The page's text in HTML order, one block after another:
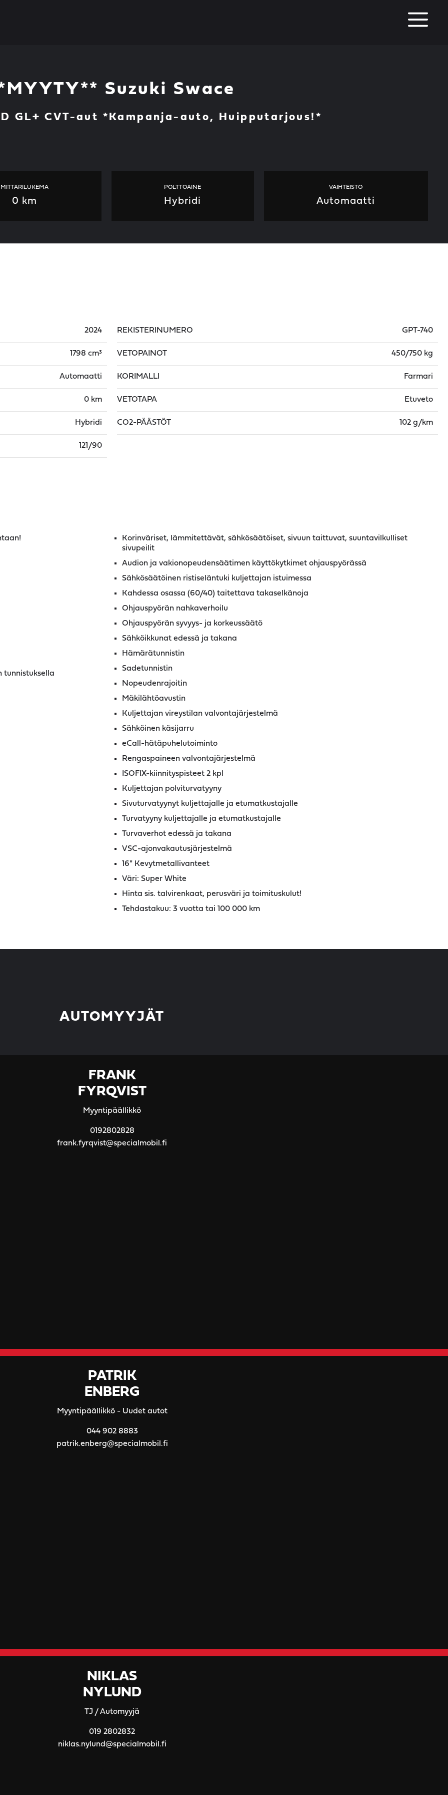
Suzuki Swace
GL+ CVT-aut *Kampanja-auto, Huipputarjous!*
MITTARILUKEMA
0 km
POLTTOAINE
Hybridi
VAIHTEISTO
Automaatti
2024
1798 cm³
Automaatti
0 km
Hybridi
121/90
REKISTERINUMERO GPT-740
VETOPAINOT 450/750 kg
KORIMALLI Farmari
VETOTAPA Etuveto
CO2-PÄÄSTÖT 102 g/km
tunnistuksella
Korinväriset, lämmitettävät, sähkösäätöiset, sivuun taittuvat, suuntavilkulliset
sivupeilit
Audion ja vakionopeudensäätimen käyttökytkimet ohjauspyörässä
Sähkösäätöinen ristiseläntuki kuljettajan istuimessa
Kahdessa osassa (60/40) taitettava takaselkänoja
Ohjauspyörän nahkaverhoilu
Ohjauspyörän syvyys- ja korkeussäätö
Sähköikkunat edessä ja takana
Hämärätunnistin
Sadetunnistin
Nopeudenrajoitin
Mäkilähtöavustin
Kuljettajan vireystilan valvontajärjestelmä
Sähköinen käsijarru
eCall-hätäpuhelutoiminto
Rengaspaineen valvontajärjestelmä
ISOFIX-kiinnityspisteet 2 kpl
Kuljettajan polviturvatyyny
Sivuturvatyynyt kuljettajalle ja etumatkustajalle
Turvatyyny kuljettajalle ja etumatkustajalle
Turvaverhot edessä ja takana
VSC-ajonvakautusjärjestelmä
16" Kevytmetallivanteet
Väri: Super White
Hinta sis. talvirenkaat, perusväri ja toimituskulut!
Tehdastakuu: 3 vuotta tai 100 000 km
AUTOMYYJÄT
FRANK
FYRQVIST
Myyntipäällikkö
0192802828
frank.fyrqvist@specialmobil.fi
PATRIK
ENBERG
Myyntipäällikkö - Uudet autot
044 902 8883
patrik.enberg@specialmobil.fi
NIKLAS
NYLUND
TJ / Automyyjä
019 2802832
niklas.nylund@specialmobil.fi